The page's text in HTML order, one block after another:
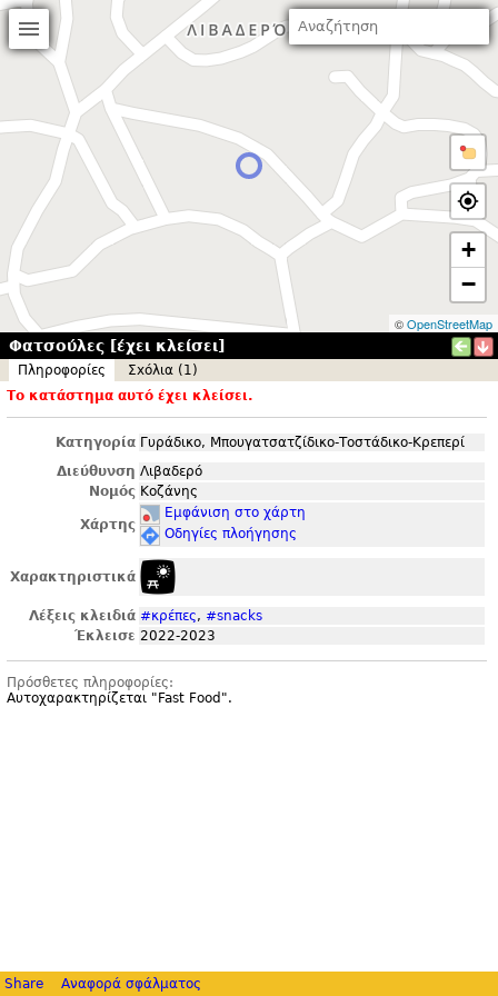
+
−
©OpenStreetMap
Φατσούλες [έχει κλείσει]
Πληροφορίες
Σxόλια (1)
Το κατάστημα αυτό έχει κλείσει.
Κατηγορία Γυράδικο, Μπουγατσατζίδικο-Τοστάδικο-Κρεπερί
Διεύθυνση Λιβαδερό
Νομός Κοζάνης
Χάρτης
Εμφάνιση στο χάρτη
Οδηγίες πλοήγησης
Χαρακτηριστικά
Λέξεις κλειδιά #κρέπες, #snacks
Έκλεισε 2022-2023
Πρόσθετες πληροφορίες:
Αυτοχαρακτηρίζεται " Fast Food".
Share Αναφορά σφάλματος